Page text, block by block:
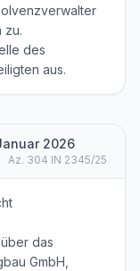
zu.
des
aus.
2026
Az. 304 IN 2345/25
das
GmbH,